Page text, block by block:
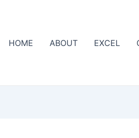
HOME ABOUT EXCEL